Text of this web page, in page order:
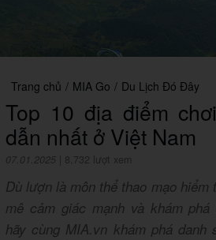
Trang chủ / MIA Go / Du Lịch Đó Đây
Top 10 địa điểm
dẫn nhất ở Việt Nam
07.01.2025 8,732 lượt xem
Dù lượn là môn thể thao mạo hiểm
mê cảm giác mạnh và khám
hãy cùng MIA.vn khám phá danh